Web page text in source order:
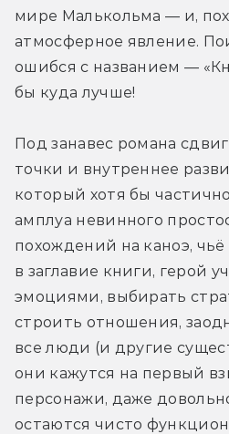
мире Малькольма — и,
атмосферное явление.
ошибся с названием —
бы куда лучше!
Под занавес романа
точки и внутреннее
который хотя бы
амплуа невинного
похождений на каноэ,
в заглавие книги, герой
эмоциями, выбирать
строить отношения,
все люди (и другие
они кажутся на первый
персонажи, даже
остаются чисто